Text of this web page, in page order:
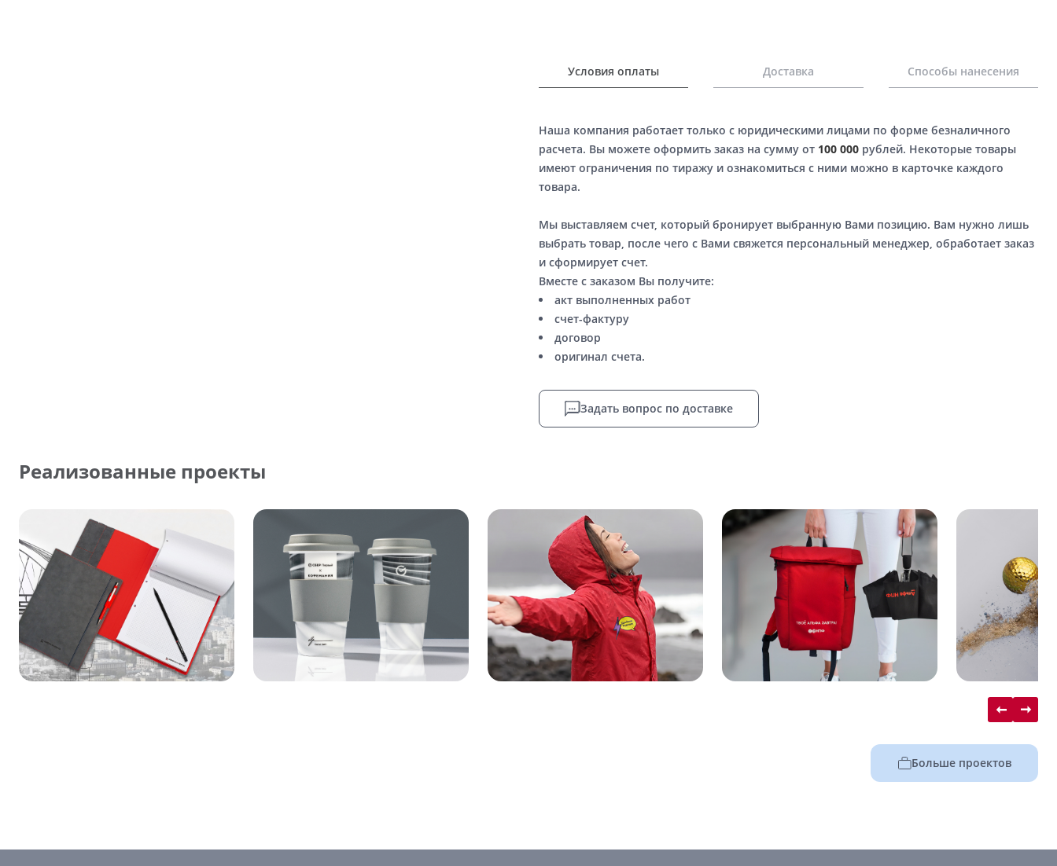
Условия оплаты Доставка Способы нанесения
Наша компания работает только с юридическими лицами по форме безналичного
расчета. Вы можете оформить заказ на сумму от 100 000рублей. Некоторые товары
имеют ограничения по тиражу и ознакомиться с ними можно в карточке каждого
товара.
Мы выставляем счет, который бронирует выбранную Вами позицию. Вам нужно лишь
выбрать товар, после чего с Вами свяжется персональный менеджер, обработает заказ
и сформирует счет.
Вместе с заказом Вы получите:
акт выполненных работ
счет-фактуру
договор
оригинал счета.
Задать вопрос по доставке
Реализованные проекты
Больше проектов